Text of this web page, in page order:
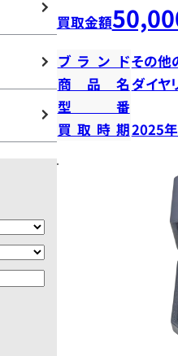
買取金額
ブランドその他
商品名ダイヤ
型番
買取時期2025